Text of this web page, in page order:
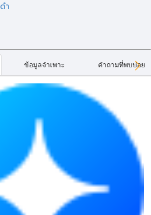
ำ
ข้อมูลจำเพาะ คำถามที่พบบ่อย